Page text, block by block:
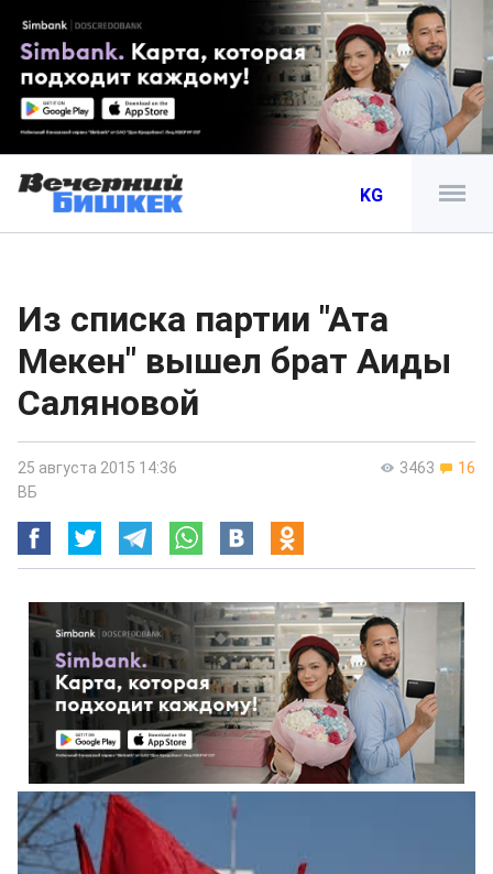
KG
Из списка партии "Ата
Мекен" вышел брат Аиды
Саляновой
3463 16
25 августа 2015 14:36
ВБ